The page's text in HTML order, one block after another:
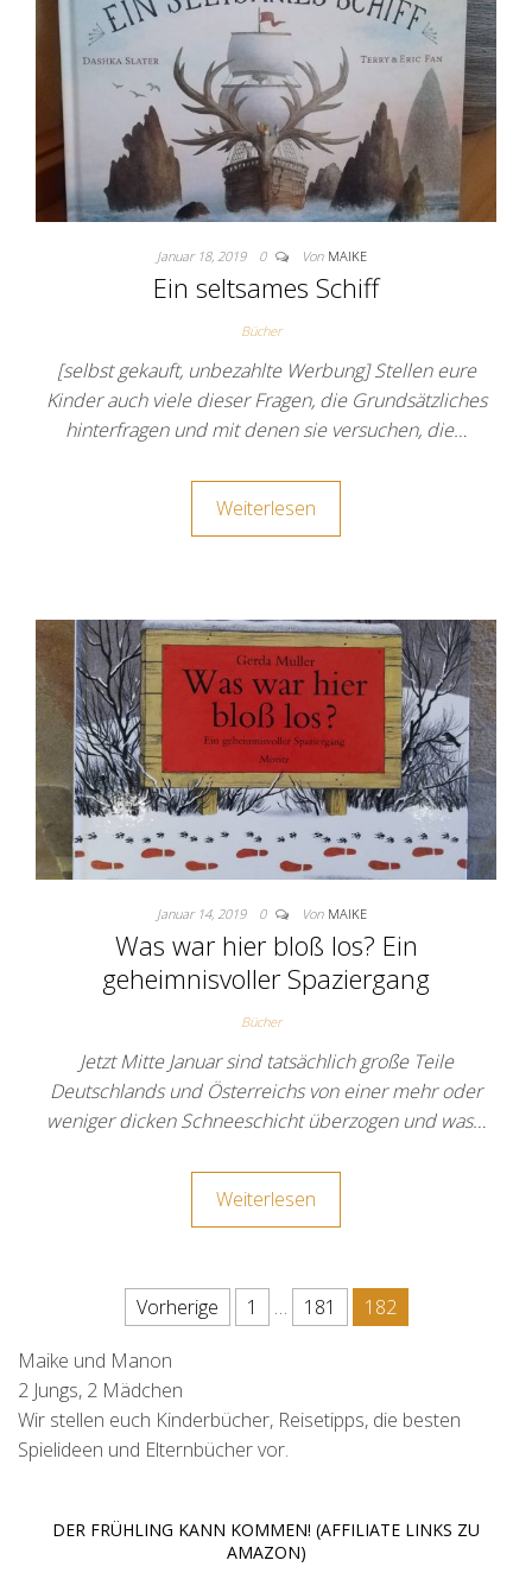
Januar 18, 2019 0 Von MAIKE
Ein seltsames Schiff
Bücher
[selbst gekauft, unbezahlte Werbung] Stellen eure
Kinder auch viele dieser Fragen, die Grundsätzliches
hinterfragen und mit denen sie versuchen, die…
Weiterlesen
Januar 14, 2019 0 Von MAIKE
Was war hier bloß los? Ein
geheimnisvoller Spaziergang
Bücher
Jetzt Mitte Januar sind tatsächlich große Teile
Deutschlands und Österreichs von einer mehr oder
weniger dicken Schneeschicht überzogen und was…
Weiterlesen
Seitennummerierung der
Vorherige 1 … 181 182
Maike und Manon
2 Jungs, 2 Mädchen
Wir stellen euch Kinderbücher, Reisetipps, die besten
Spielideen und Elternbücher vor.
DER FRÜHLING KANN KOMMEN! (AFFILIATE LINKS ZU
AMAZON)